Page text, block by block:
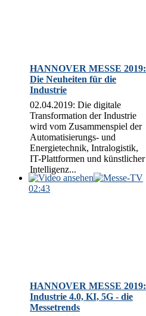
HANNOVER MESSE 2019:
Die Neuheiten für die
Industrie
02.04.2019: Die digitale
Transformation der Industrie
wird vom Zusammenspiel der
Automatisierungs- und
Energietechnik, Intralogistik,
IT-Plattformen und künstlicher
Intelligenz...
02:43
HANNOVER MESSE 2019:
Industrie 4.0, KI, 5G - die
Messetrends